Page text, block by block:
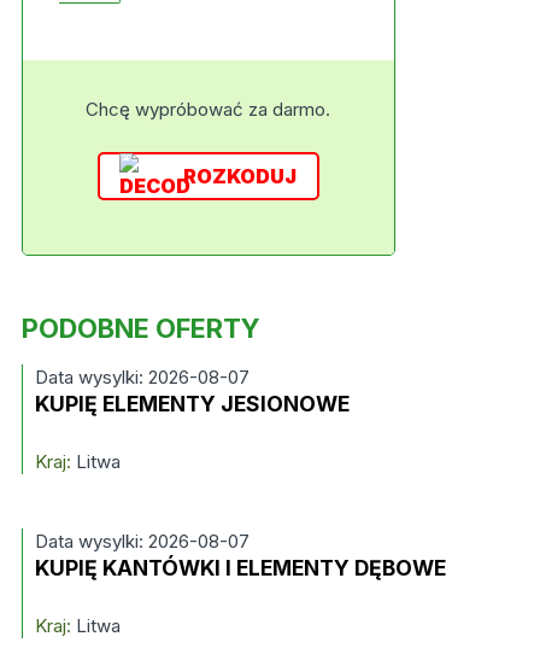
Chcę wypróbować za darmo.
ROZKODUJ
PODOBNE OFERTY
Data wysylki: 2026-08-07
KUPIĘ ELEMENTY JESIONOWE
Kraj: Litwa
Data wysylki: 2026-08-07
KUPIĘ KANTÓWKI I ELEMENTY DĘBOWE
Kraj: Litwa